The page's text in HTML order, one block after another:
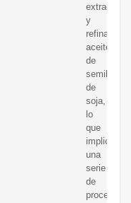
extraer
y
refinar
aceite
de
semillas
de
soja,
lo
que
implica
una
serie
de
procesos